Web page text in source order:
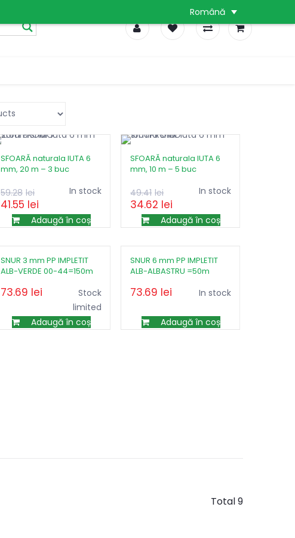
0
Română
SFOARĂ naturala IUTA 6
mm, 20 m – 3 buc
In stock
59.28 leiPrețul
inițial
a
59.28lei.
41.55 lei
Prețul
curent
este:
Adaugă în coș
SFOARĂ naturala IUTA 6
mm, 10 m – 5 buc
In stock
49.41 leiPrețul
inițial
a
49.41lei.
34.62 lei
Prețul
curent
este:
Adaugă în coș
SNUR 3 mm PP IMPLETIT
ALB-VERDE 00-44=150m
Stock
limited
73.69 lei
Adaugă în coș
SNUR 6 mm PP IMPLETIT
ALB-ALBASTRU =50m
In stock
73.69 lei
Adaugă în coș
Total 9